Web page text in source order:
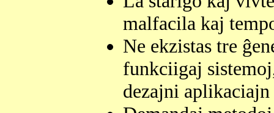
malfacila kaj
Ne ekzistas tre
funkciigaj
dezajni